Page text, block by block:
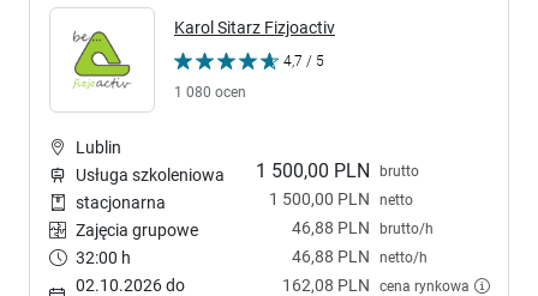
Karol Sitarz Fizjoactiv
4,7 / 5
1 080 ocen
1 500,00 PLN brutto
1 500,00 PLN netto
46,88 PLN brutto/h
46,88 PLN netto/h
162,08 PLN cena rynkowa
Lublin
Usługa szkoleniowa
stacjonarna
Zajęcia grupowe
32:00 h
02.10.2026 do